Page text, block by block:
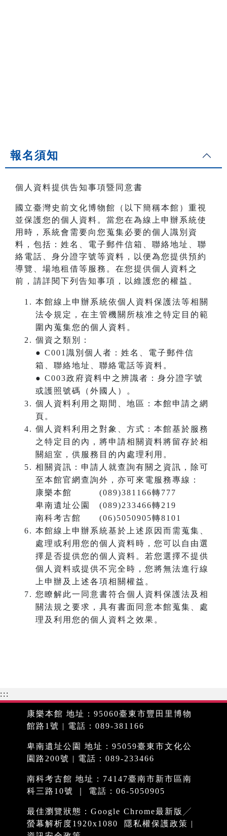
報名須知
個人資料提供告知事項暨同意書
國立臺灣史前文化博物館（以下簡稱本館）重視
並保護您的個人資料。當您在為線上申辦系統使
用時，系統會需要向您蒐集必要的個人識別資
料，包括：姓名、電子郵件信箱、聯絡地址、聯
絡電話、身分證字號等資料，以便為您提供預約
導覽、場地租借等服務。在您提供個人資料之
前，請詳閱下列告知事項，以維護您的權益。
本館線上申辦系統依個人資料保護法等相關
法令規定，在主管機關所核准之特定目的範
圍內蒐集您的個人資料。
個資之類別：
● C001識別個人者：姓名、電子郵件信
箱、聯絡地址、聯絡電話等資料。
● C003政府資料中之辨識者：身分證字號
或護照號碼（外國人）。
個人資料利用之期間、地區：本館申請之網
頁。
個人資料利用之對象、方式：本館基於服務
之特定目的內，將申請相關資料將留存於相
關組室，供服務目的內處理利用。
相關資訊：申請人就查詢有關之資訊，除可
至本館官網查詢外，亦可來電服務專線：
康樂本館 (089)381166轉777
卑南遺址公園 (089)233466轉219
南科考古館 (06)5050905轉8101
本館線上申辦系統基於上述原因而需蒐集、
處理或利用您的個人資料時，您可以自由選
擇是否提供您的個人資料。若您選擇不提供
個人資料或提供不完全時，您將無法進行線
上申辦及上述各項相關權益。
您瞭解此一同意書符合個人資料保護法及相
關法規之要求，具有書面同意本館蒐集、處
理及利用您的個人資料之效果。
:::
康樂本館 地址：95060臺東市豐田里博物
館路1號 | 電話：089-381166
卑南遺址公園 地址：95059臺東市文化公
園路200號 | 電話：089-233466
南科考古館 地址：74147臺南市新市區南
科三路10號 ｜ 電話：06-5050905
最佳瀏覽狀態：Google Chrome最新版╱
螢幕解析度1920x1080
隱私權保護政策 |